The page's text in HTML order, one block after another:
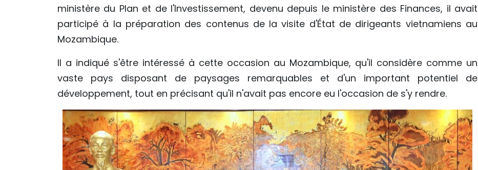
ministère du Plan et de l'Investissement, devenu depuis le ministère des Finances, il avait
participé à la préparation des contenus de la visite d'État de dirigeants vietnamiens au
Mozambique.
Il a indiqué s'être intéressé à cette occasion au Mozambique, qu'il considère comme un
vaste pays disposant de paysages remarquables et d'un important potentiel de
développement, tout en précisant qu'il n'avait pas encore eu l'occasion de s'y rendre.